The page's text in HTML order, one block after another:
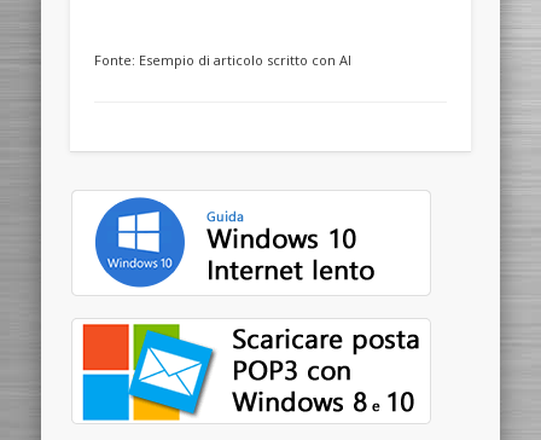
Fonte: Esempio di articolo scritto con AI